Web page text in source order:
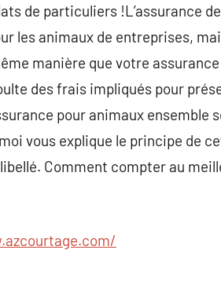
de particuliers !L’assurance
les animaux de entreprises,
manière que votre
des frais impliqués pour
pour animaux ensemble
vous explique le principe de
Comment compter au